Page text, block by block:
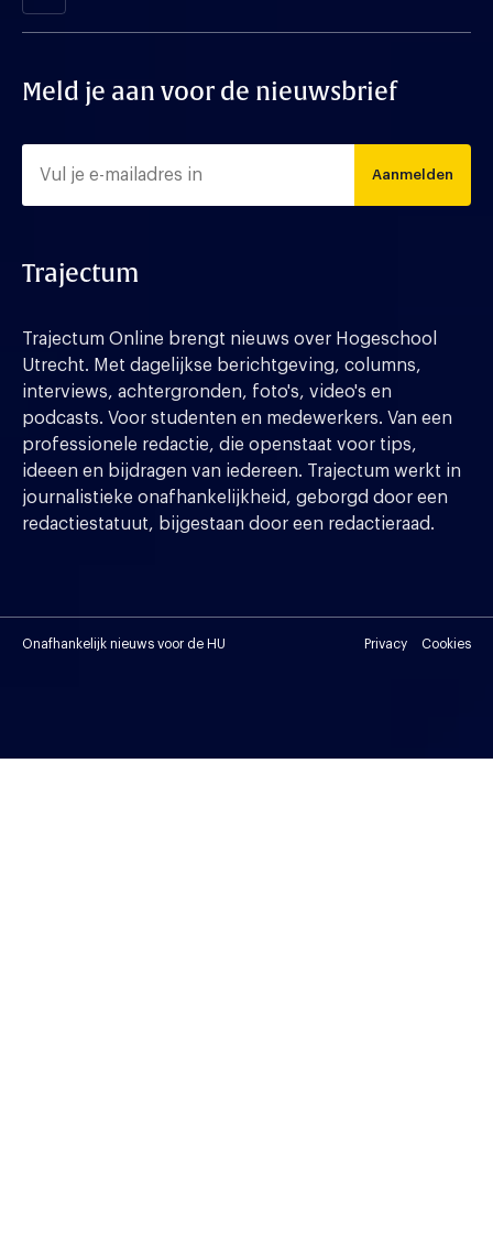
Meld je aan voor de nieuwsbrief
Aanmelden
Trajectum
Trajectum Online brengt nieuws over Hogeschool
Utrecht. Met dagelijkse berichtgeving, columns,
interviews, achtergronden, foto's, video's en
podcasts. Voor studenten en medewerkers. Van een
professionele redactie, die openstaat voor tips,
ideeen en bijdragen van iedereen. Trajectum werkt in
journalistieke onafhankelijkheid, geborgd door een
redactiestatuut, bijgestaan door een redactieraad.
Onafhankelijk nieuws voor de HU Privacy Cookies